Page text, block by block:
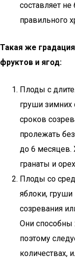
составляет
правильного
Такая же
фруктов и ягод:
Плоды с
груши зимних
сроков
пролежать
до 6 месяцев.
гранаты и
Плоды со
яблоки, груши
созревания
Они способны
поэтому
количествах,